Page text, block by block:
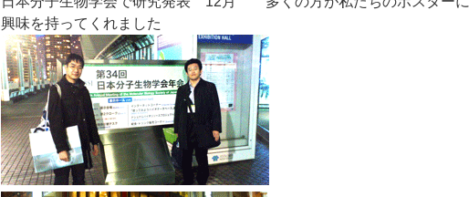
興味を持ってくれました